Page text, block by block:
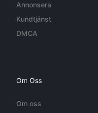
Annonsera
Kundtjänst
DMCA
Om Oss
Om oss